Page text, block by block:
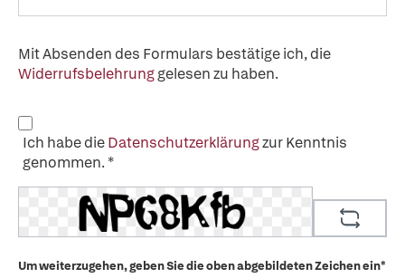
Mit Absenden des Formulars bestätige ich, die
Widerrufsbelehrunggelesen zu haben.
Ich habe dieDatenschutzerklärungzur Kenntnis
genommen. *
Um weiterzugehen, geben Sie die oben abgebildeten Zeichen ein*